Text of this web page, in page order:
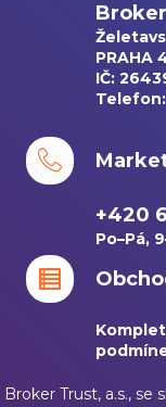
PRAHA
IČ:
+420
Po–Pá,
Broker Trust, a.s., se